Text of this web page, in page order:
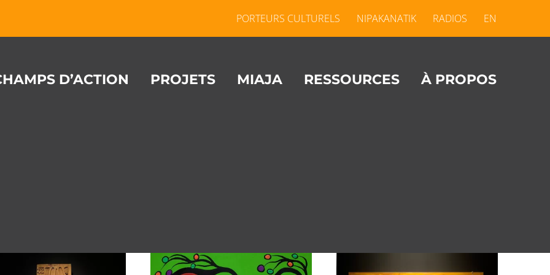
PORTEURS CULTURELS NIPAKANATIK RADIOS EN
D’ACTION PROJETS MIAJA RESSOURCES À PROPOS